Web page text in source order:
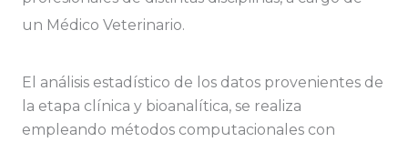
un Médico Veterinario.
El análisis estadístico de los datos provenientes de
la etapa clínica y bioanalítica, se realiza
empleando métodos computacionales con